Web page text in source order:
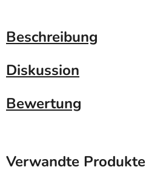
Beschreibung
Diskussion
Bewertung
Verwandte Produkte